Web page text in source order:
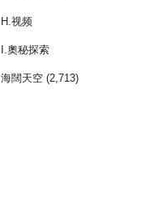
H.视频
I.奧秘探索
海闊天空(2,713)